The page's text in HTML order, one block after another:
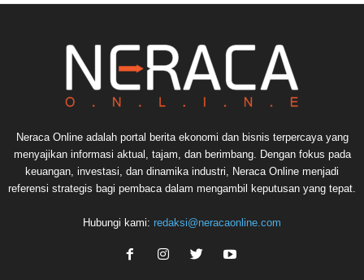
Neraca Online adalah portal berita ekonomi dan bisnis terpercaya yang
menyajikan informasi aktual, tajam, dan berimbang. Dengan fokus pada
keuangan, investasi, dan dinamika industri, Neraca Online menjadi
referensi strategis bagi pembaca dalam mengambil keputusan yang tepat.
Hubungi kami: redaksi@neracaonline.com